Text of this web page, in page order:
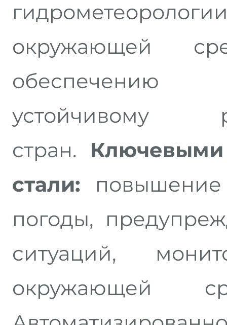
окружающей
обеспечению
устойчивому
стран. Ключевыми
стали: повышение
погоды,
ситуаций,
окружающей